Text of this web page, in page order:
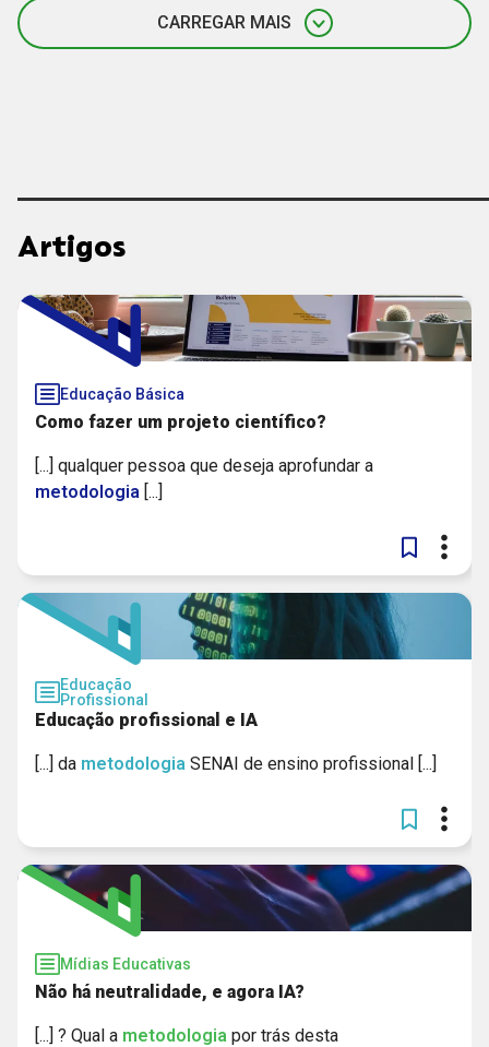
CARREGAR MAIS
Artigos
Educação Básica
Como fazer um projeto científico?
[...] qualquer pessoa que deseja aprofundar a
metodologia [...]
Educação
Profissional
Educação profissional e IA
[...] da metodologia SENAI de ensino profissional [...]
Mídias Educativas
Não há neutralidade, e agora IA?
[...] ? Qual a metodologia por trás desta